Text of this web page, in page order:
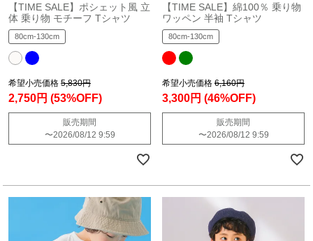
【TIME SALE】ポシェット風 立
体 乗り物 モチーフ Tシャツ
80cm-130cm
希望小売価格 5,830円
2,750円 (53%OFF)
販売期間
〜2026/08/12 9:59
【TIME SALE】綿100％ 乗り物
ワッペン 半袖 Tシャツ
80cm-130cm
希望小売価格 6,160円
3,300円 (46%OFF)
販売期間
〜2026/08/12 9:59